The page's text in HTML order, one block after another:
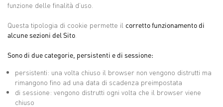
funzione delle finalità d’uso.
Questa tipologia di cookie permette il corretto funzionamento di
alcune sezioni del Sito
Sono di due categorie, persistenti e di sessione:
persistenti: una volta chiuso il browser non vengono distrutti ma
rimangono fino ad una data di scadenza preimpostata
di sessione: vengono distrutti ogni volta che il browser viene
chiuso